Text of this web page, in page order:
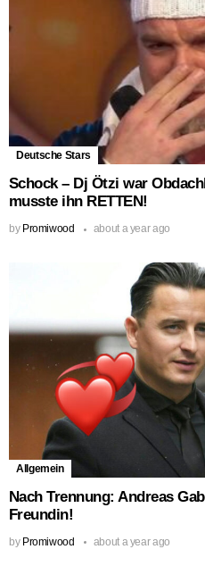
Deutsche Stars
Schock – Dj Ötzi war
musste ihn RETTEN!
by Promiwood about a year ago
Allgemein
Nach Trennung: Andreas
Freundin!
by Promiwood about a year ago